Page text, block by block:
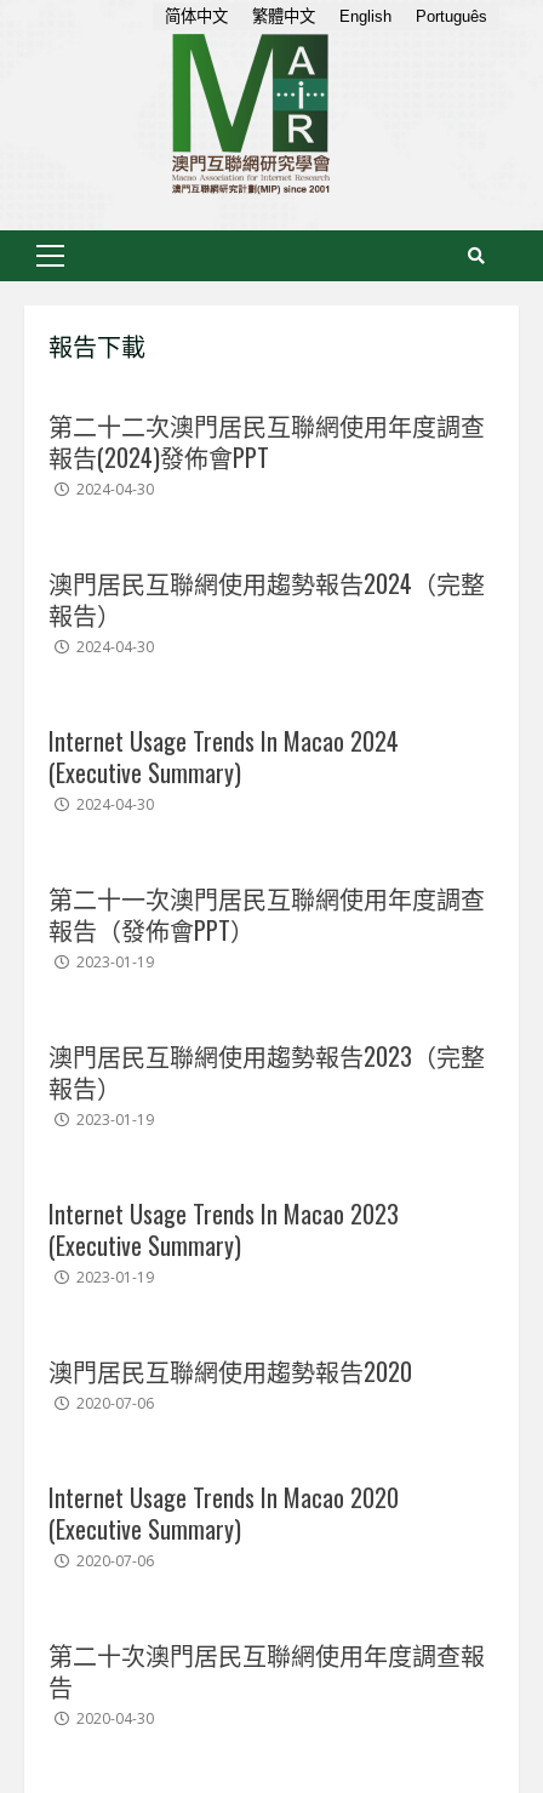
Primary
報告下載
第二十二次澳門居民互聯網使用年度調查
報告(2024)發佈會PPT
2024-04-30
澳門居民互聯網使用趨勢報告2024（完整
報告）
2024-04-30
Internet Usage Trends In Macao 2024
(Executive Summary)
2024-04-30
第二十一次澳門居民互聯網使用年度調查
報告（發佈會PPT）
2023-01-19
澳門居民互聯網使用趨勢報告2023（完整
報告）
2023-01-19
Internet Usage Trends In Macao 2023
(Executive Summary)
2023-01-19
澳門居民互聯網使用趨勢報告2020
2020-07-06
Internet Usage Trends In Macao 2020
(Executive Summary)
2020-07-06
第二十次澳門居民互聯網使用年度調查報
告
2020-04-30
简体中文 繁體中文 English Português